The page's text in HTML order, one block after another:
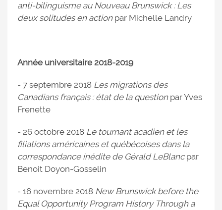
anti-bilinguisme au Nouveau Brunswick : Les
deux solitudes en actionpar Michelle Landry
Année universitaire 2018-2019
- 7 septembre 2018 Les migrations des
Canadians français : état de la question par Yves
Frenette
- 26 octobre 2018 Le tournant acadien et les
filiations américaines et québécoises dans la
correspondance inédite de Gérald LeBlancpar
Benoit Doyon-Gosselin
- 16 novembre 2018 New Brunswick before the
Equal Opportunity Program History Through a